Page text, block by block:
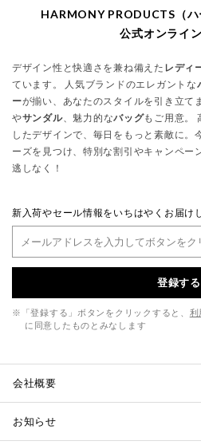
HARMONY PRODUCTS（ハ
公式オンライ
デザイン性と快適さを兼ね備えた レディ
ています。 人気ブランドのエレガントな
ーが揃い、あなたのスタイルを引き立て
やサンダル、魅力的なバッグもご用意。
したデザインで、毎日をもっと素敵に。
ーズを見つけ、特別な割引やキャンペー
逃しなく！
新入荷やセール情報をいちはやくお届け
登録する
※「登録する」ボタンをクリックすると、 利
に同意したものとみなします
会社概要
お知らせ